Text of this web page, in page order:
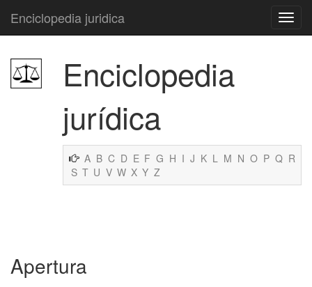
Enciclopedia juridica
Enciclopedia
jurídica
A B C D E F G H I J K L M N O P Q R
S T U V W X Y Z
Apertura